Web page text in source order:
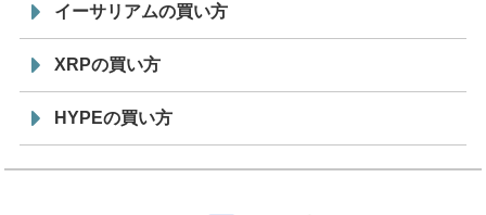
イーサリアムの買い方
XRPの買い方
HYPEの買い方